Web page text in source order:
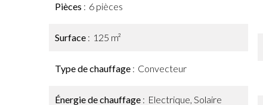
Pièces 6 pièces
Surface 125 m²
Type de chauffage Convecteur
Énergie de chauffage Electrique, Solaire